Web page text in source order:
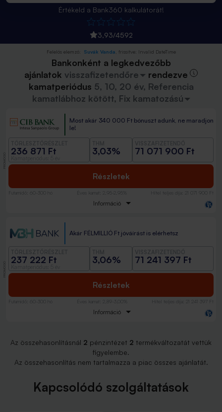
Értékeld a Bank360 kalkulátorát!
3,93/4592
Bankonként a legkedvezőbb
ajánlatok visszafizetendőre
rendezve
kamatperiódus 5, 10, 20 év, Referencia
kamatlábhoz kötött, Fix kamatozású
Felelős elemző: Suvák Vanda , frissítve: Invalid DateTime
PROMÓCIÓ
Most akár 340 000 Ft bónuszt adunk, ne maradjon
le!
236 871 Ft 3,03% 71 071 900 Ft
Részletek
Futamidő : 60-300 hó Éves kamat: 2,95-2,95% Hitel teljes díja : 21 071 900 Ft
Információ
PROMÓCIÓ
Akár FÉLMILLIÓ Ft jóváírást is elérhetsz
237 222 Ft 3,06% 71 241 397 Ft
Részletek
Futamidő : 60-300 hó Éves kamat: 2,89-3,00% Hitel teljes díja : 21 241 397 Ft
Információ
Az összehasonlításnál 2 pénzintézet 2 termékváltozatát vettük
figyelembe.
Az összehasonlítás nem tartalmazza a piac összes ajánlatát.
Kapcsolódó szolgáltatások